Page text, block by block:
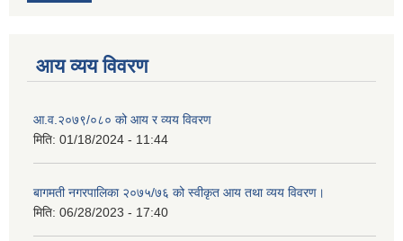
आय व्यय विवरण
आ.व.२०७९/०८० को आय र व्यय विवरण
मिति: 01/18/2024 - 11:44
बागमती नगरपालिका २०७५/७६ को स्वीकृत आय तथा व्यय विवरण।
मिति: 06/28/2023 - 17:40